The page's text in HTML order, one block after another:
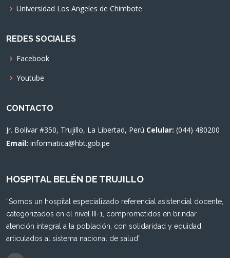
Universidad Los Angeles de Chimbote
REDES SOCIALES
Facebook
Youtube
CONTACTO
Jr. Bolívar #350, Trujillo, La Libertad, Perú Celular: (044) 480200
Email: informatica@hbt.gob.pe
HOSPITAL BELÉN DE TRUJILLO
“Somos un hospital especializado referencial asistencial docente,
categorizados en el nivel III-1, comprometidos en brindar
atención integral a la población, con solidaridad y equidad,
articulados al sistema nacional de salud”